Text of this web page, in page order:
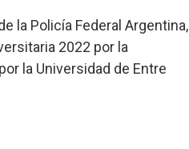
la Policía Federal Argentina,
2022 por la
la Universidad de Entre